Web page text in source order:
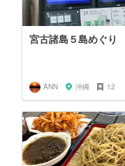
宮古諸島５島めぐり
ANN 沖縄 12